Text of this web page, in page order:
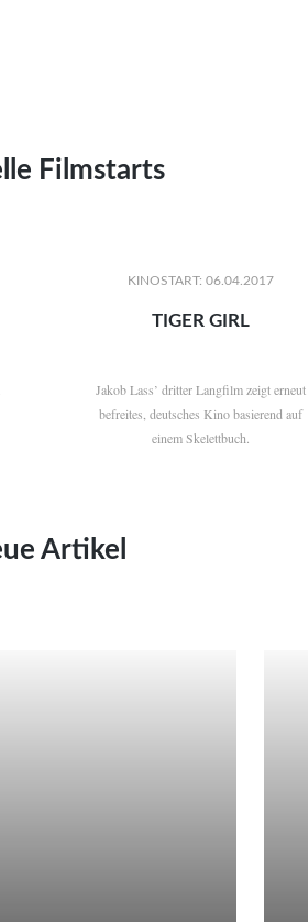
Filmstarts
KINOSTART: 06.04.2017
TIGER GIRL
Jakob Lass’ dritter Langfilm zeigt erneut
befreites, deutsches Kino basierend auf
einem Skelettbuch.
Artikel